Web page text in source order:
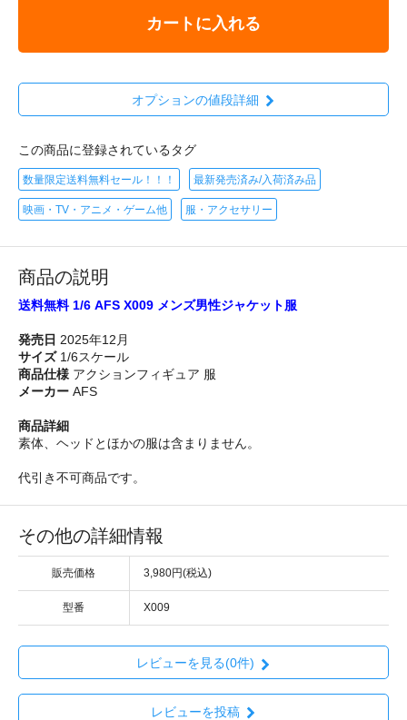
カートに入れる
オプションの値段詳細
この商品に登録されているタグ
数量限定送料無料セール！！！ 最新発売済み/入荷済み品
映画・TV・アニメ・ゲーム他 服・アクセサリー
商品の説明
送料無料 1/6 AFS X009 メンズ男性ジャケット服
発売日 2025年12月
サイズ1/6スケール
商品仕様 アクションフィギュア 服
メーカー AFS
商品詳細
素体、ヘッドとほかの服は含まりません。
代引き不可商品です。
その他の詳細情報
販売価格 3,980円(税込)
型番 X009
レビューを見る(0件)
レビューを投稿